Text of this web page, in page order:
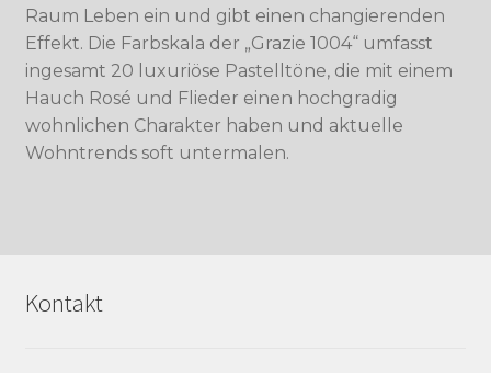
Raum Leben ein und gibt einen changierenden
Effekt. Die Farbskala der „Grazie 1004“ umfasst
ingesamt 20 luxuriöse Pastelltöne, die mit einem
Hauch Rosé und Flieder einen hochgradig
wohnlichen Charakter haben und aktuelle
Wohntrends soft untermalen.
Kontakt